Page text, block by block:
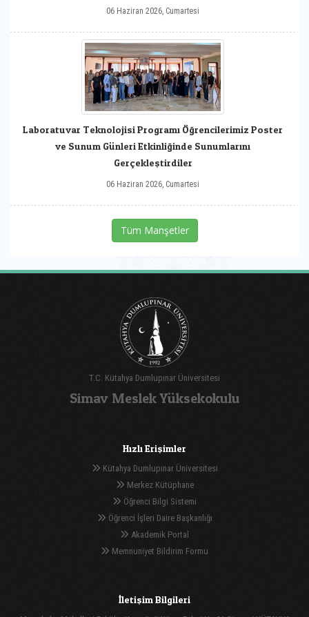
06 Haziran 2026, Cumartesi
Laboratuvar Teknolojisi Programı Öğrencilerimiz Poster
ve Sunum Günleri Etkinliğinde Sunumlarını
Gerçekleştirdiler
06 Haziran 2026, Cumartesi
Tüm Manşetler
T.C. Kütahya Dumlupınar Üniversitesi
Simav Meslek Yüksekokulu
Hızlı Erişimler
Kütahya Dumlupınar Üniversitesi
Merkez Kütüphane
Öğrenci Bilgi Sistemi
Öğrenci İşleri Daire Başkanlığı
Akademik Portal
Memnuniyet Bildirim Formu
İletişim Bilgileri